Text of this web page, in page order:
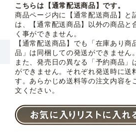
こちらは【通常配送商品】です。
商品ページ内に【通常配送商品】と
は、【通常配送商品】以外の商品と
く事ができません。
【通常配送商品】でも「在庫あり商
品」は同梱しての発送ができません。
また、発売日の異なる「予約商品」
ができません。それぞれ発送時に送
す。あらかじめ送料等の注文内容を
文ください。